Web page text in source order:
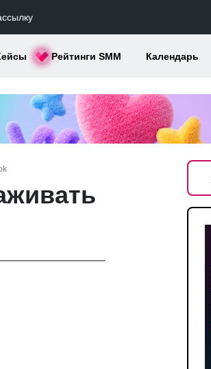
Рейтинги SMM Календарь